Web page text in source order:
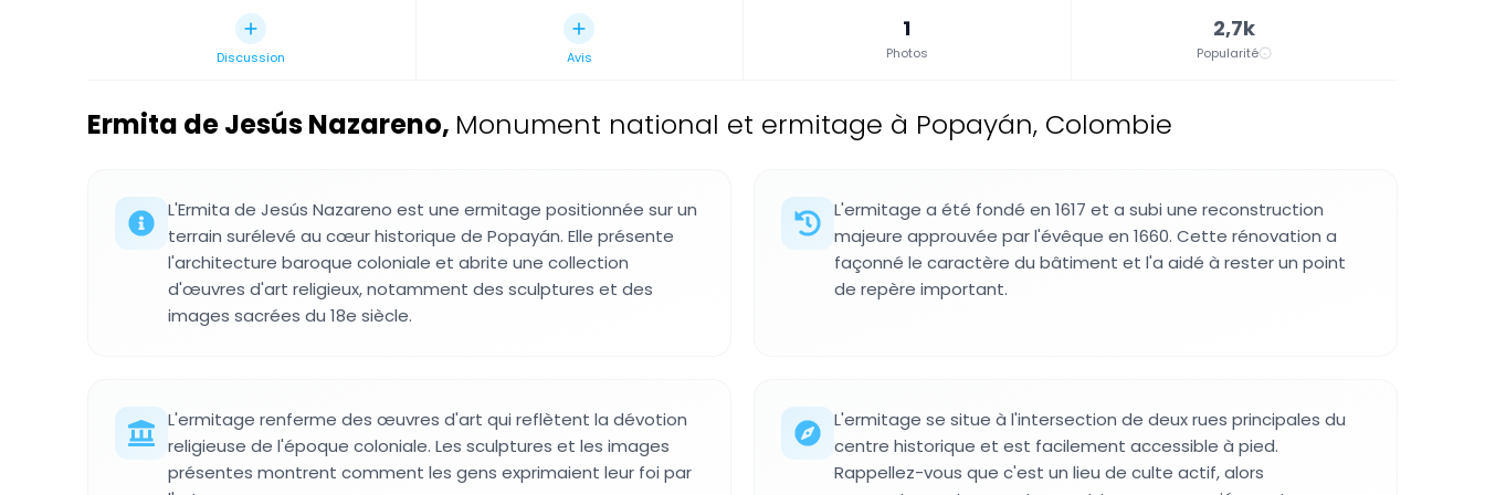
Discussion Avis
1
Photos
2,7k
Popularité
Ermita de Jesús Nazareno, Monument national et ermitage à Popayán, Colombie
L'Ermita de Jesús Nazareno est une ermitage positionnée sur un
terrain surélevé au cœur historique de Popayán. Elle présente
l'architecture baroque coloniale et abrite une collection
d'œuvres d'art religieux, notamment des sculptures et des
images sacrées du 18e siècle.
L'ermitage a été fondé en 1617 et a subi une reconstruction
majeure approuvée par l'évêque en 1660. Cette rénovation a
façonné le caractère du bâtiment et l'a aidé à rester un point
de repère important.
L'ermitage renferme des œuvres d'art qui reflètent la dévotion
religieuse de l'époque coloniale. Les sculptures et les images
présentes montrent comment les gens exprimaient leur foi par
L'ermitage se situe à l'intersection de deux rues principales du
centre historique et est facilement accessible à pied.
Rappellez-vous que c'est un lieu de culte actif, alors